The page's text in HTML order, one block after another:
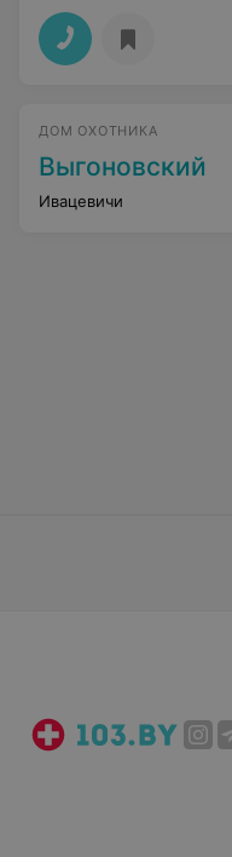
ДОМ ОХОТНИКА
Выгоновский
Ивацевичи